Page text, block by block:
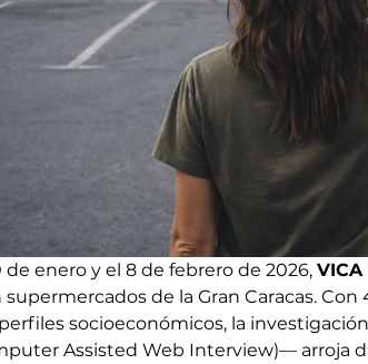
de enero y el 8 de febrero de 2026, VICA
de la Gran Caracas.
socioeconómicos, la
Assisted Web Interview)— arroja